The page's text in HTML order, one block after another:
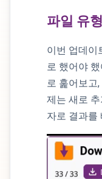
파일 유
이번 업데이
로 했어야
로 훑어보고
제는 새로
자로 결과를